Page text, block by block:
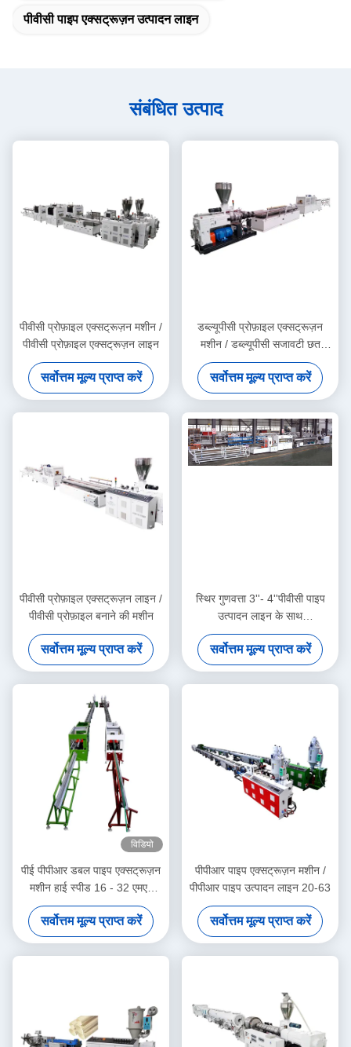
पीवीसी पाइप एक्सट्रूज़न उत्पादन लाइन
संबंधित उत्पाद
पीवीसी प्रोफ़ाइल एक्सट्रूज़न मशीन /
पीवीसी प्रोफ़ाइल एक्सट्रूज़न लाइन
सर्वोत्तम मूल्य प्राप्त करें
डब्ल्यूपीसी प्रोफ़ाइल एक्सट्रूज़न
मशीन / डब्ल्यूपीसी सजावटी छत
उत्पादन लाइन
सर्वोत्तम मूल्य प्राप्त करें
पीवीसी प्रोफ़ाइल एक्सट्रूज़न लाइन /
पीवीसी प्रोफ़ाइल बनाने की मशीन
सर्वोत्तम मूल्य प्राप्त करें
स्थिर गुणवत्ता 3''- 4''पीवीसी पाइप
उत्पादन लाइन के साथ
HYZS65/132 शंकु जुड़वां पेंच
extruder
सर्वोत्तम मूल्य प्राप्त करें
विडियो
पीई पीपीआर डबल पाइप एक्सट्रूज़न
मशीन हाई स्पीड 16 - 32 एमएम
सिंगल स्क्रू एक्सट्रूडर SJ90/33
सर्वोत्तम मूल्य प्राप्त करें
पीपीआर पाइप एक्सट्रूज़न मशीन /
पीपीआर पाइप उत्पादन लाइन 20-63
सर्वोत्तम मूल्य प्राप्त करें